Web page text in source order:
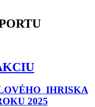
IHRISKA
2025